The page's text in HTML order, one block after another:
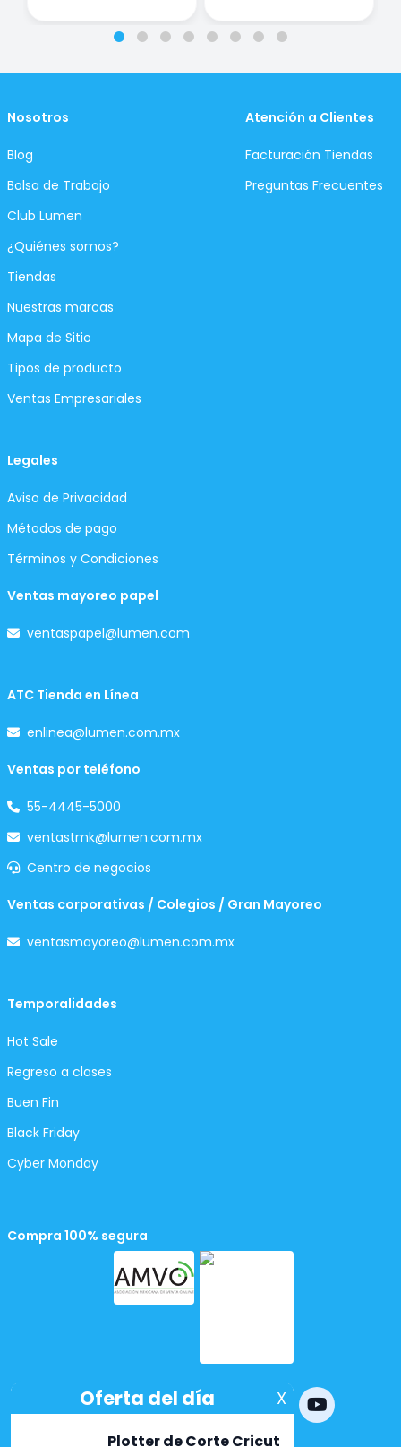
Nosotros
Blog
Bolsa de Trabajo
Club Lumen
¿Quiénes somos?
Tiendas
Nuestras marcas
Mapa de Sitio
Tipos de producto
Ventas Empresariales
Atención a Clientes
Facturación Tiendas
Preguntas Frecuentes
Legales
Aviso de Privacidad
Métodos de pago
Términos y Condiciones
Ventas mayoreo papel
ventaspapel@lumen.com
ATC Tienda en Línea
enlinea@lumen.com.mx
Ventas por teléfono
55-4445-5000
ventastmk@lumen.com.mx
Centro de negocios
Ventas corporativas / Colegios / Gran Mayoreo
ventasmayoreo@lumen.com.mx
Temporalidades
Hot Sale
Regreso a clases
Buen Fin
Black Friday
Cyber Monday
Compra 100% segura